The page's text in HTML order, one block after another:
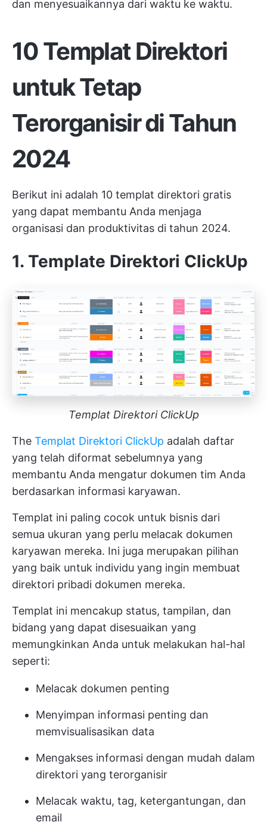
dan menyesuaikannya dari waktu ke waktu.
10 Templat Direktori
untuk Tetap
Terorganisir di Tahun
2024
Berikut ini adalah 10 templat direktori gratis
yang dapat membantu Anda menjaga
organisasi dan produktivitas di tahun 2024.
1. Template Direktori ClickUp
Templat Direktori ClickUp
The Templat Direktori ClickUp adalah daftar
yang telah diformat sebelumnya yang
membantu Anda mengatur dokumen tim Anda
berdasarkan informasi karyawan.
Templat ini paling cocok untuk bisnis dari
semua ukuran yang perlu melacak dokumen
karyawan mereka. Ini juga merupakan pilihan
yang baik untuk individu yang ingin membuat
direktori pribadi dokumen mereka.
Templat ini mencakup status, tampilan, dan
bidang yang dapat disesuaikan yang
memungkinkan Anda untuk melakukan hal-hal
seperti:
Melacak dokumen penting
Menyimpan informasi penting dan
memvisualisasikan data
Mengakses informasi dengan mudah dalam
direktori yang terorganisir
Melacak waktu, tag, ketergantungan, dan
email